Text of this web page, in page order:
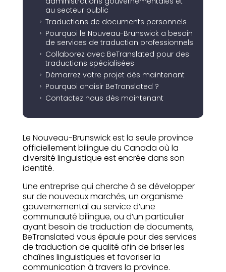
au secteur public
5 Traductions de documents personnels
5
Pourquoi le Nouveau-Brunswick a besoin
de services de traduction professionnels
5
Collaborez avec BeTranslated pour des
traductions spécialisées
5 Démarrez votre projet dès maintenant
5 Pourquoi choisir BeTranslated ?
5 Contactez nous dès maintenant
Le Nouveau-Brunswick est la seule province
officiellement bilingue du Canada où la
diversité linguistique est encrée dans son
identité.
Une entreprise qui cherche à se développer
sur de nouveaux marchés, un organisme
gouvernemental au service d’une
communauté bilingue, ou d’un particulier
ayant besoin de traduction de documents,
BeTranslated vous épaule pour des services
de traduction de qualité afin de briser les
chaînes linguistiques et favoriser la
communication à travers la province.